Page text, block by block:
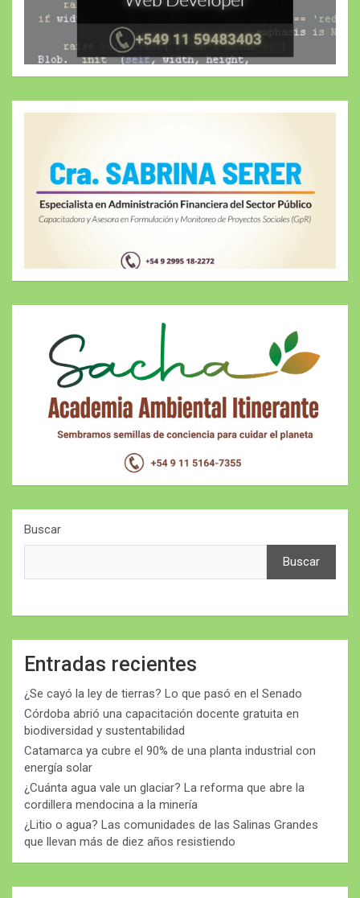
Buscar
Buscar
Entradas recientes
¿Se cayó la ley de tierras? Lo que pasó en el Senado
Córdoba abrió una capacitación docente gratuita en
biodiversidad y sustentabilidad
Catamarca ya cubre el 90% de una planta industrial con
energía solar
¿Cuánta agua vale un glaciar? La reforma que abre la
cordillera mendocina a la minería
¿Litio o agua? Las comunidades de las Salinas Grandes
que llevan más de diez años resistiendo